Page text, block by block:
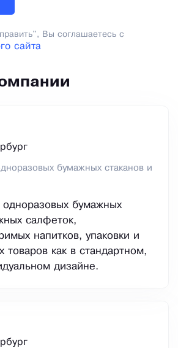
Вы соглашаетесь с
сайта
бумажных стаканов и
одноразовых бумажных
салфеток,
напитков, упаковки и
товаров как в стандартном,
дизайне.